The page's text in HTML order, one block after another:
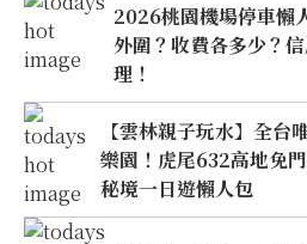
2026桃園機場停車懶
外圍？收費各多少？
理！
【雲林親子玩水】全台
樂園！虎尾632高地免
秘境一日遊懶人包